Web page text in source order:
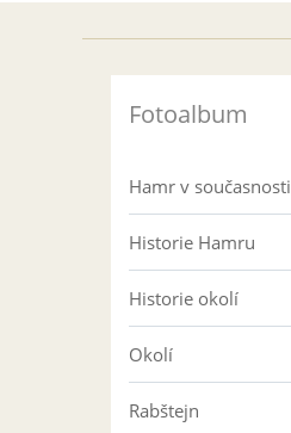
Fotoalbum
Hamr v současnosti
Historie Hamru
Historie okolí
Okolí
Rabštejn